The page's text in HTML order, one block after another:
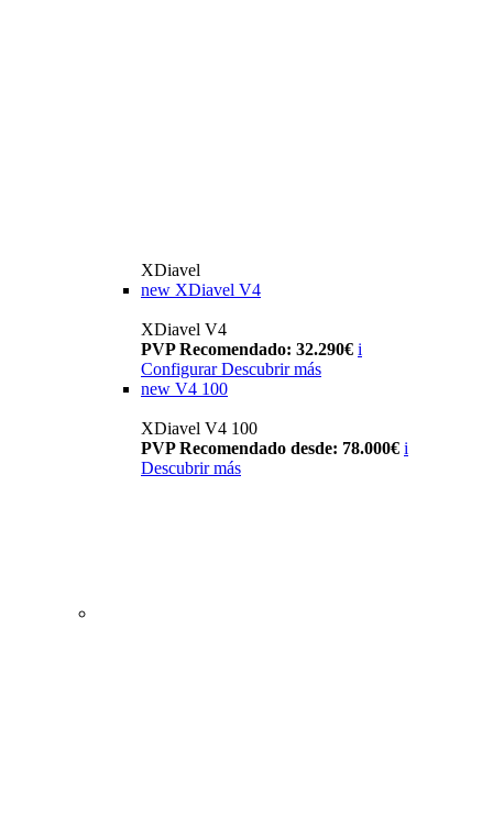
XDiavel
new XDiavel V4
XDiavel V4
PVP Recomendado: 32.290€ i
Configurar Descubrir más
new V4 100
XDiavel V4 100
PVP Recomendado desde: 78.000€ i
Descubrir más